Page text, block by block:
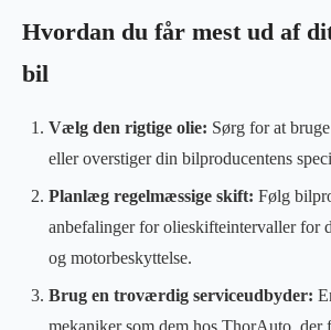
Hvordan du får mest ud af
bil
Vælg den rigtige olie: Sørg for at
eller overstiger din bilproducentens
Planlæg regelmæssige skift: Følg
anbefalinger for olieskifteintervaller for
og motorbeskyttelse.
Brug en troværdig serviceudbyder: